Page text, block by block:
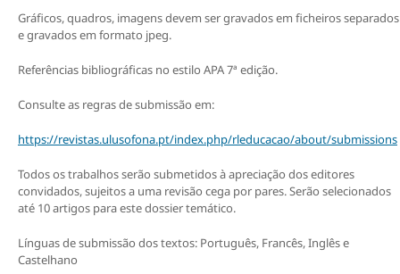
Gráficos, quadros, imagens devem ser gravados em ficheiros separados
e gravados em formato jpeg.
Referências bibliográficas no estilo APA 7ª edição.
Consulte as regras de submissão em:
https://revistas.ulusofona.pt/index.php/rleducacao/about/submissions
Todos os trabalhos serão submetidos à apreciação dos editores
convidados, sujeitos a uma revisão cega por pares. Serão selecionados
até 10 artigos para este dossier temático.
Línguas de submissão dos textos: Português, Francês, Inglês e
Castelhano